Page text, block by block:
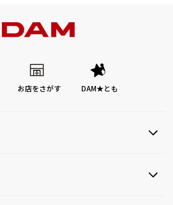
お店をさがす DAM★とも